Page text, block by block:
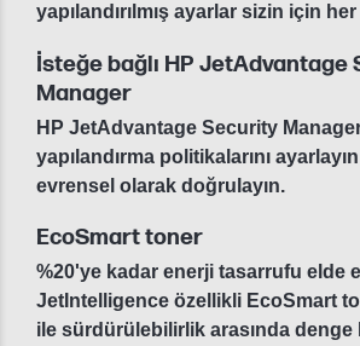
yapılandırılmış ayarlar sizin için her
İsteğe bağlı HP JetAdvantage
Manager
HP JetAdvantage Security
yapılandırma politikalarını
evrensel olarak doğrulayın.
EcoSmart toner
%20'ye kadar enerji tasarrufu elde
JetIntelligence özellikli EcoSmart
ile sürdürülebilirlik arasında denge